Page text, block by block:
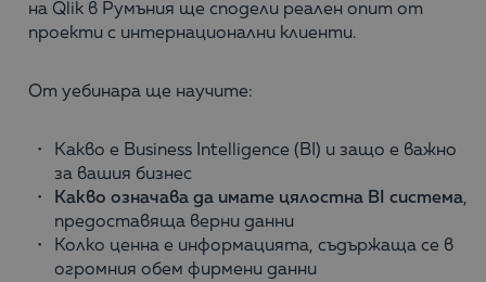
на Qlik в Румъния ще сподели реален опит от
проекти с интернационални клиенти.
От уебинара ще научите:
Какво е Business Intelligence (BI) и защо е важно
за вашия бизнес
Какво означава да имате цялостна BI система,
предоставяща верни данни
Колко ценна е информацията, съдържаща се в
огромния обем фирмени данни